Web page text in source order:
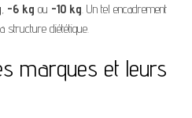
, -6 kg ou -10 kg. Un tel encadrement
structure diététique.
marques et leurs